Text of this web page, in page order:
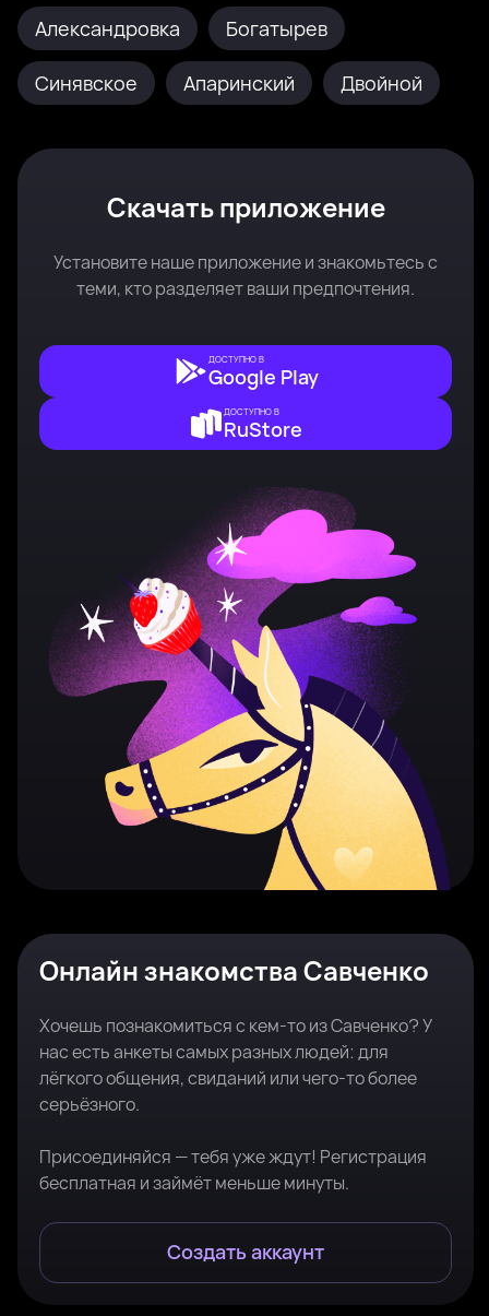
Александровка Богатырев
Синявское Апаринский Двойной
Скачать приложение
Установите наше приложение и знакомьтесь с
теми, кто разделяет ваши предпочтения.
ДОСТУПНО В
Google Play
ДОСТУПНО В
RuStore
Онлайн знакомства Савченко
Хочешь познакомиться с кем-то из Савченко? У
нас есть анкеты самых разных людей: для
лёгкого общения, свиданий или чего-то более
серьёзного.
Присоединяйся — тебя уже ждут! Регистрация
бесплатная и займёт меньше минуты.
Создать аккаунт